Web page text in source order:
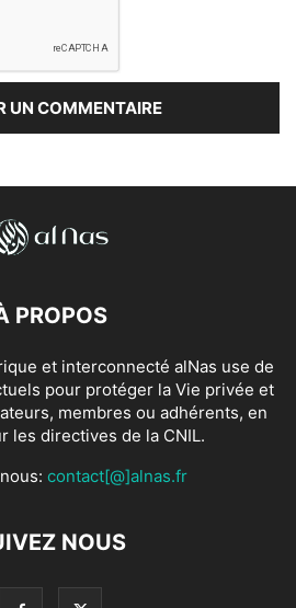
PROPOS
et interconnecté alNas use de
pour protéger la Vie privée et
membres ou adhérents, en
les directives de la CNIL.
contact[@]alnas.fr
NOUS